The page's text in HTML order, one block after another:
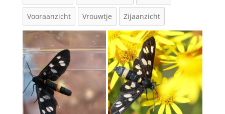
Vooraanzicht Vrouwtje Zijaanzicht